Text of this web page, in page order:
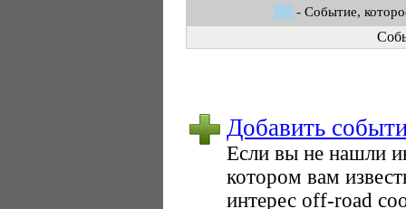
- Событие,
Добавить
Если вы не нашли
котором вам
интерес оff-road